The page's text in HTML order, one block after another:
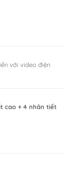
với video điện
cao + 4 nhân tiết